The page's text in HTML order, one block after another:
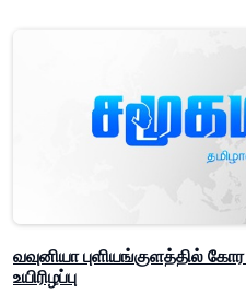
வவுனியா புளியங்குளத்தில்
உயிரிழப்பு